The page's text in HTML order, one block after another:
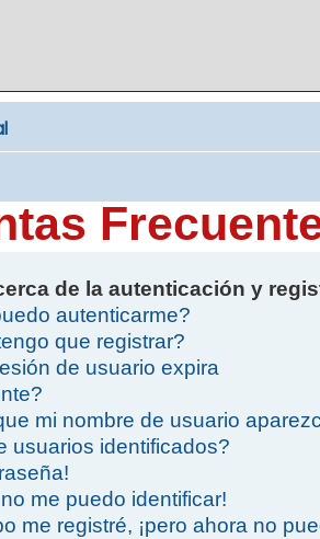
de la autenticación y
autenticarme?
que registrar?
de usuario expira
mi nombre de usuario
usuarios identificados?
me puedo identificar!
me registré, ¡pero ahora no